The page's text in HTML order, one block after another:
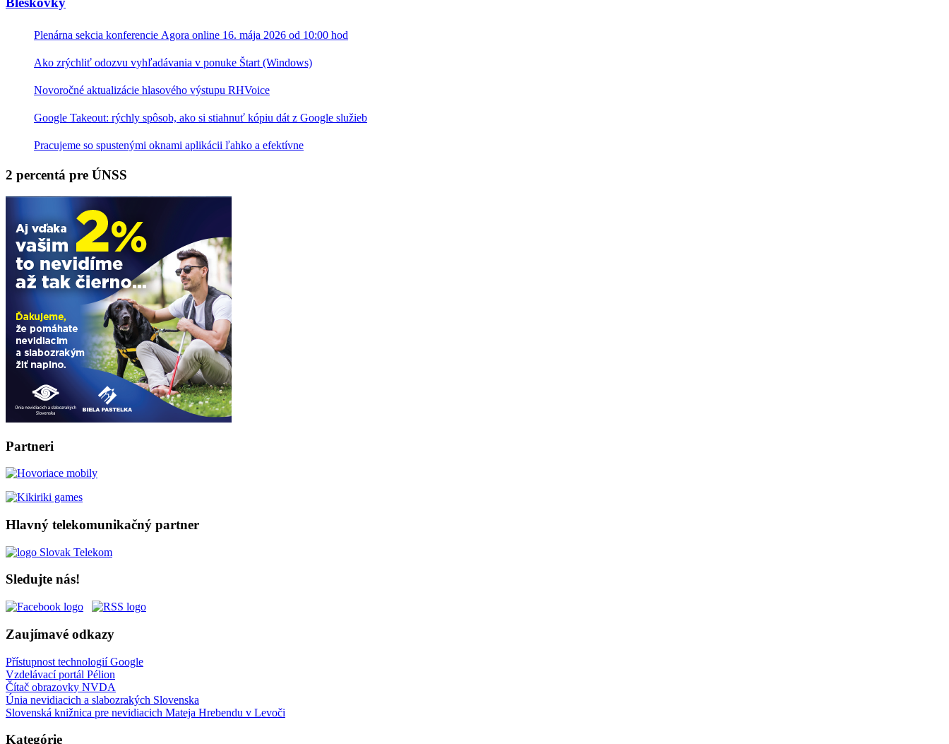
Plenárna sekcia konferencie Agora online 16. mája 2026 od 10:00 hod
Ako zrýchliť odozvu vyhľadávania v ponuke Štart (Windows)
Novoročné aktualizácie hlasového výstupu RHVoice
Google Takeout: rýchly spôsob, ako si stiahnuť kópiu dát z Google služieb
Pracujeme so spustenými oknami aplikácii ľahko a efektívne
2 percentá pre ÚNSS
Partneri
Hlavný telekomunikačný partner
Sledujte nás!
Zaujímavé odkazy
Přístupnost technologií Google
Vzdelávací portál Pélion
Čítač obrazovky NVDA
Únia nevidiacich a slabozrakých Slovenska
Slovenská knižnica pre nevidiacich Mateja Hrebendu v Levoči
Kategórie